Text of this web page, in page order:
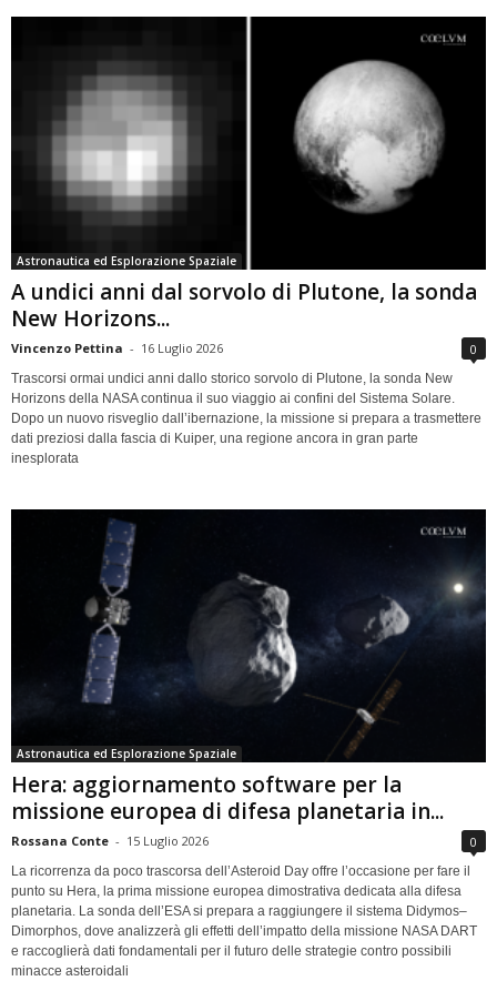
Astronautica ed Esplorazione Spaziale
A undici anni dal sorvolo di Plutone, la sonda
New Horizons...
Vincenzo Pettina - 16 Luglio 2026 0
Trascorsi ormai undici anni dallo storico sorvolo di Plutone, la sonda New
Horizons della NASA continua il suo viaggio ai confini del Sistema Solare.
Dopo un nuovo risveglio dall’ibernazione, la missione si prepara a trasmettere
dati preziosi dalla fascia di Kuiper, una regione ancora in gran parte
inesplorata
Astronautica ed Esplorazione Spaziale
Hera: aggiornamento software per la
missione europea di difesa planetaria in...
Rossana Conte - 15 Luglio 2026 0
La ricorrenza da poco trascorsa dell’Asteroid Day offre l’occasione per fare il
punto su Hera, la prima missione europea dimostrativa dedicata alla difesa
planetaria. La sonda dell’ESA si prepara a raggiungere il sistema Didymos–
Dimorphos, dove analizzerà gli effetti dell’impatto della missione NASA DART
e raccoglierà dati fondamentali per il futuro delle strategie contro possibili
minacce asteroidali